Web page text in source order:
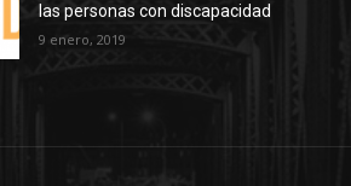
las personas con discapacidad
9 enero, 2019